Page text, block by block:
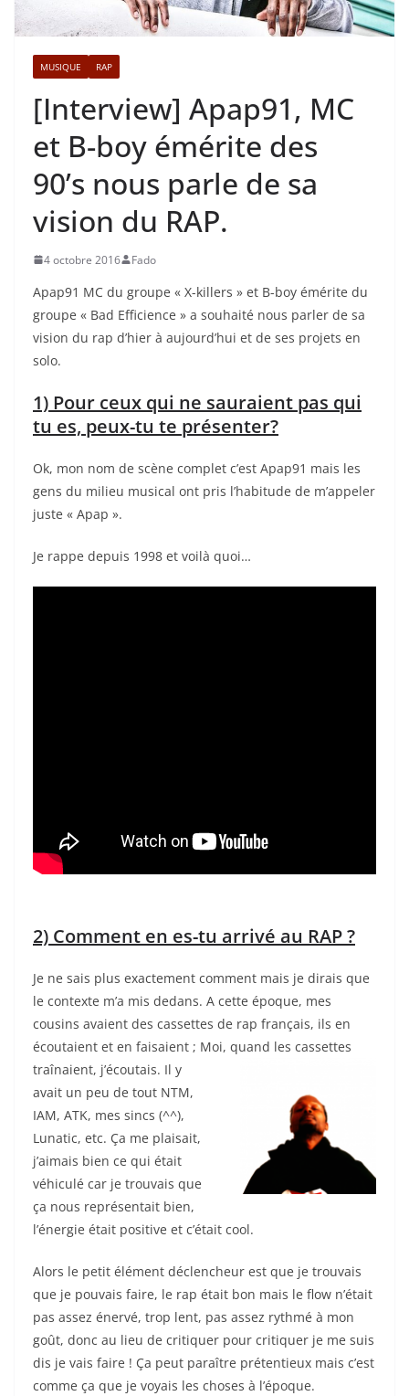
MUSIQUE RAP
[Interview] Apap91, MC
et B-boy émérite des
90’s nous parle de sa
vision du RAP.
4 octobre 2016 Fado
Apap91 MC du groupe « X-killers » et B-boy émérite du
groupe « Bad Efficience » a souhaité nous parler de sa
vision du rap d’hier à aujourd’hui et de ses projets en
solo.
1) Pour ceux qui ne sauraient pas qui
tu es, peux-tu te présenter?
Ok, mon nom de scène complet c’est Apap91 mais les
gens du milieu musical ont pris l’habitude de m’appeler
juste « Apap ».
Je rappe depuis 1998 et voilà quoi…
2) Comment en es-tu arrivé au RAP ?
Je ne sais plus exactement comment mais je dirais que
le contexte m’a mis dedans. A cette époque, mes
cousins avaient des cassettes de rap français, ils en
écoutaient et en faisaient ; Moi, quand les cassettes
traînaient, j’écoutais. Il y
avait un peu de tout NTM,
IAM, ATK, mes sincs (^^),
Lunatic, etc. Ça me plaisait,
j’aimais bien ce qui était
véhiculé car je trouvais que
ça nous représentait bien,
l’énergie était positive et c’était cool.
Alors le petit élément déclencheur est que je trouvais
que je pouvais faire, le rap était bon mais le flow n’était
pas assez énervé, trop lent, pas assez rythmé à mon
goût, donc au lieu de critiquer pour critiquer je me suis
dis je vais faire ! Ça peut paraître prétentieux mais c’est
comme ça que je voyais les choses à l’époque.